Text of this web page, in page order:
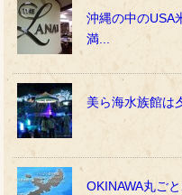
沖縄の中のUSA
満...
美ら海水族館は
OKINAWA丸ご